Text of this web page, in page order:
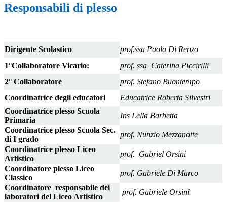
Responsabili di plesso
Dirigente Scolastico
prof.ssa Paola Di Renzo
1°Collaboratore Vicario:
prof. ssa Caterina Piccirilli
2° Collaboratore
prof. Stefano Buontempo
Coordinatrice degli educatori
Educatrice Roberta Silvestri
Coordinatrice plesso Scuola
Primaria
Ins Lella Barbetta
Coordinatrice plesso Scuola Sec.
di I grado
prof. Nunzio Mezzanotte
Coordinatrice plesso Liceo
Artistico
prof. Gabriel Orsini
Coordinatore plesso Liceo
Classico
prof. Gabriele Di Marco
Coordinatore responsabile dei
laboratori del Liceo Artistico
prof. Gabriele Orsini